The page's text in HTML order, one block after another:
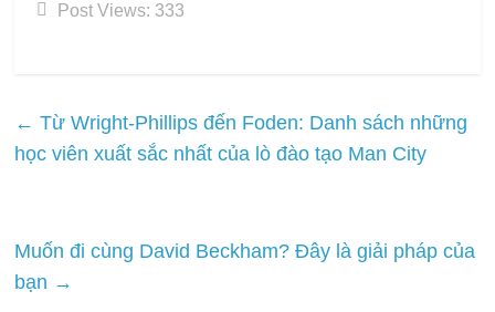
Post Views: 333
← Từ Wright-Phillips đến Foden: Danh sách những
học viên xuất sắc nhất của lò đào tạo Man City
Muốn đi cùng David Beckham? Đây là giải pháp của
bạn →